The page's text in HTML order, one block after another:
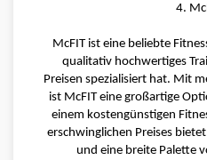
4.
McFIT ist eine beliebte
qualitativ hochwertiges
Preisen spezialisiert hat. Mit
ist McFIT eine großartige
einem kostengünstigen
erschwinglichen Preises
und eine breite Palette